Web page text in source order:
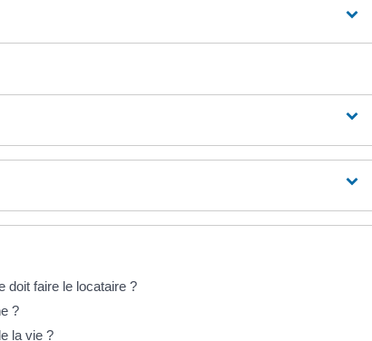
doit faire le locataire ?
?
la vie ?